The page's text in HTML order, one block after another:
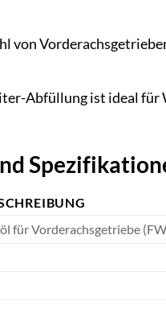
von
Abfüllung ist ideal für
für Vorderachsgetriebe